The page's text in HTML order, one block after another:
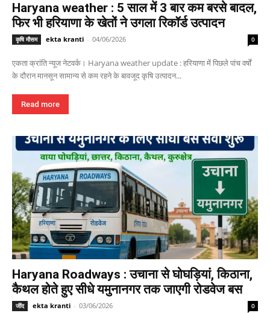
Haryana weather : 5 साल में 3 बार कम बरसे बादल,
फिर भी हरियाणा के खेतों ने उगला रिकॉर्ड उत्पादन
कृषि मौसम ekta kranti - 04/06/2026 0
एकता क्रांति न्यूज नेटवर्क। Haryana weather update : हरियाणा में पिछले पांच वर्षों
के दौरान मानसून सामान्य से कम रहने के बावजूद कृषि उत्पादन...
Read more
Haryana Roadways : उचाना से घोघड़ियां, किठाना,
कैथल होते हुए सीधे यमुनानगर तक जाएगी रोडवेज बस
जींद ekta kranti - 03/06/2026 0